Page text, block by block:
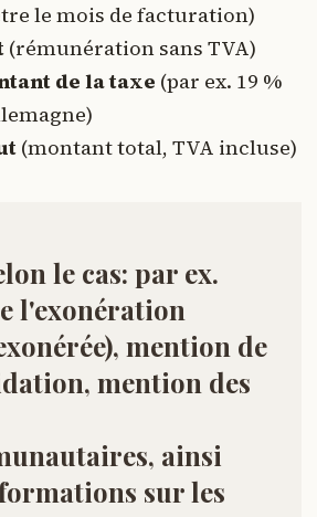
le mois de facturation)
(rémunération sans TVA)
de la taxe (par ex. 19 %
(montant total, TVA incluse)
le cas: par ex.
l'exonération
mention de
, mention des
, ainsi
sur les